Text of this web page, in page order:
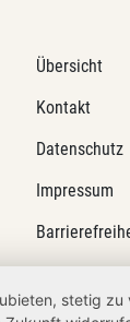
Übersicht
Kontakt
Datenschutz
Impressum
Netiquette
stetig